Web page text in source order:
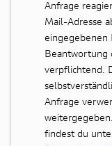
Anfrage
Mail-Adresse
eingegebenen
Beantwortung
verpflichtend.
Anfrage
findest du